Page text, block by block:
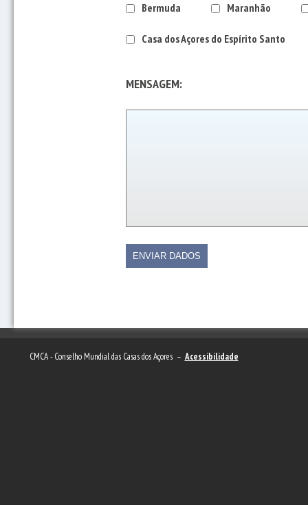
Bermuda Maranhão
Casa dos Açores do Espírito Santo
MENSAGEM:
CMCA - Conselho Mundial das Casas dos Açores – Acessibilidade